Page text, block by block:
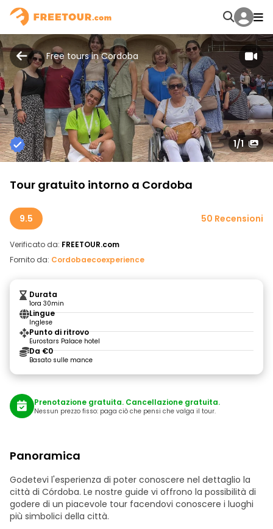
Free tours in Cordoba
1/1
Tour gratuito intorno a Cordoba
9.5 50 Recensioni
Verificato da: FREETOUR.com
Fornito da: Cordobaecoexperience
Durata
1ora 30min
Lingue
Inglese
Punto di ritrovo
Eurostars Palace hotel
Da €0
Basato sulle mance
Prenotazione gratuita. Cancellazione gratuita.
Nessun prezzo fisso: paga ciò che pensi che valga il tour.
Panoramica
Godetevi l'esperienza di poter conoscere nel dettaglio la
città di Córdoba. Le nostre guide vi offrono la possibilità di
godere di un piacevole tour facendovi conoscere i luoghi
più simbolici della città.